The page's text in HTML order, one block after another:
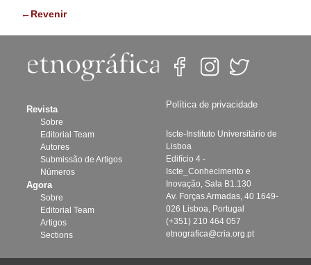
←Revenir
Revista
Sobre
Editorial Team
Autores
Submissão de Artigos
Números
Agora
Sobre
Editorial Team
Artigos
Sections
Política de privacidade
Iscte-Instituto Universitário de
Lisboa
Edifício 4 -
Iscte_Conhecimento e
Inovação, Sala B1.130
Av. Forças Armadas, 40 1649-
026 Lisboa, Portugal
(+351) 210 464 057
etnografica@cria.org.pt